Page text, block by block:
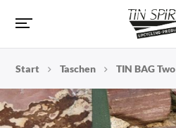
Start Taschen TIN BAG Two